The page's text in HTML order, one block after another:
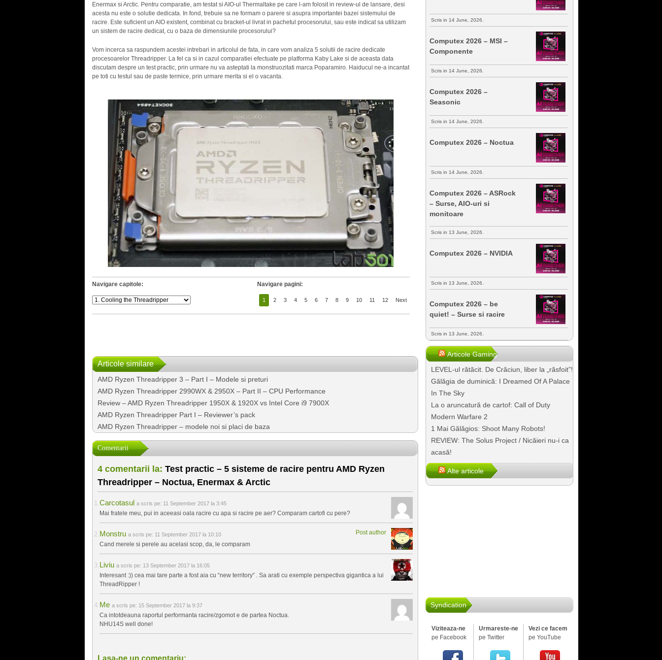
Enermax si Arctic. Pentru comparatie, am testat si AIO-ul Thermaltake pe care l-am folosit in review-ul de lansare, desi
acesta nu este o solutie dedicata. In fond, trebuie sa ne formam o parere si asupra importantei bazei sistemului de
racire. Este suficient un AIO existent, combinat cu bracket-ul livrat in pachetul procesorului, sau este indicat sa utilizam
un sistem de racire dedicat, cu o baza de dimensiunile procesorului?
Vom incerca sa raspundem acestei intrebari in articolul de fata, in care vom analiza 5 solutii de racire dedicate
procesoarelor Threadripper. La fel ca si in cazul comparatiei efectuate pe platforma Kaby Lake si de aceasta data
discutam despre un test practic, prin urmare nu va asteptati la monstruozitati marca Poparamiro. Haiducul ne-a incantat
pe toti cu testul sau de paste termice, prin urmare merita si el o vacanta.
Navigare capitole: Navigare pagini:
1 2 3 4 5 6 7 8 9 10 11 12 Next
Articole similare
AMD Ryzen Threadripper 3 – Part I – Modele si preturi
AMD Ryzen Threadripper 2990WX & 2950X – Part II – CPU Performance
Review – AMD Ryzen Threadripper 1950X & 1920X vs Intel Core i9 7900X
AMD Ryzen Threadripper Part I – Reviewer’s pack
AMD Ryzen Threadripper – modele noi si placi de baza
Comentarii
4 comentarii la: Test practic – 5 sisteme de racire pentru AMD Ryzen
Threadripper – Noctua, Enermax & Arctic
Carcotasul a scris pe: 11 September 2017 la 3:45
Mai fratele meu, pui in aceeasi oala racire cu apa si racire pe aer? Comparam cartofi cu pere?
Monstru Post author
a scris pe: 11 September 2017 la 10:10
Cand merele si perele au acelasi scop, da, le comparam
Liviu a scris pe: 13 September 2017 la 16:05
Interesant :)) cea mai tare parte a fost aia cu “new territory” . Sa arati cu exemple perspectiva gigantica a lui
ThreadRipper !
Me a scris pe: 15 September 2017 la 9:37
Ca intotdeauna raportul performanta racire/zgomot e de partea Noctua.
NHU14S well done!
Lasa-ne un comentariu:
Scris in 14 June, 2026.
Computex 2026 – MSI –
Componente
Scris in 14 June, 2026.
Computex 2026 –
Seasonic
Scris in 14 June, 2026.
Computex 2026 – Noctua
Scris in 14 June, 2026.
Computex 2026 – ASRock
– Surse, AIO-uri si
monitoare
Scris in 13 June, 2026.
Computex 2026 – NVIDIA
Scris in 13 June, 2026.
Computex 2026 – be
quiet! – Surse si racire
Scris in 13 June, 2026.
Articole Gaming
LEVEL-ul rătăcit. De Crăciun, liber la „răsfoit”!
Gălăgia de duminică: I Dreamed Of A Palace
In The Sky
La o aruncatură de cartof: Call of Duty
Modern Warfare 2
1 Mai Gălăgios: Shoot Many Robots!
REVIEW: The Solus Project / Nicăieri nu-i ca
acasă!
Alte articole
Syndication
Viziteaza-ne
pe Facebook
Urmareste-ne
pe Twitter
Vezi ce facem
pe YouTube